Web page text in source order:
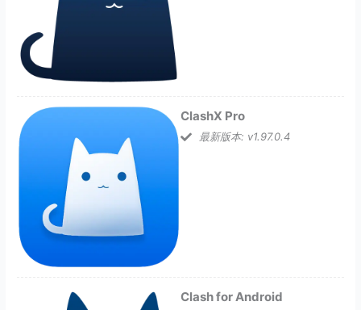
ClashX Pro
最新版本: v1.97.0.4
Clash for Android